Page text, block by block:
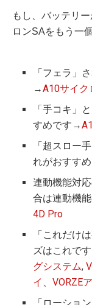
もし、バッテリ
ロンSAをもう一
「フェラ」
→A10サイク
「手コキ」
すめです→
「超スロー
れがおすす
連動機能対
合は連動機
4D Pro
「これだけ
ズはこれで
グシステム,
イ
、VORZE
「ローショ